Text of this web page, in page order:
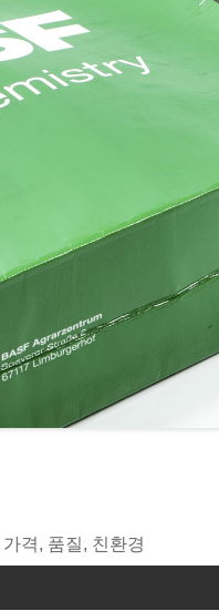
격, 품질, 친환경